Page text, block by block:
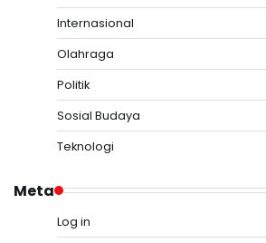
Internasional
Olahraga
Politik
Sosial Budaya
Teknologi
Meta
Log in